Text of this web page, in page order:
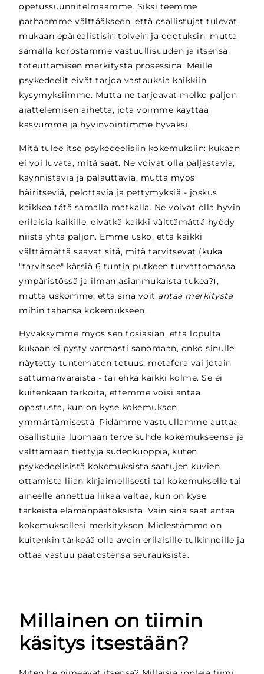
opetussuunnitelmaamme. Siksi teemme
parhaamme välttääkseen, että osallistujat tulevat
mukaan epärealistisin toivein ja odotuksin, mutta
samalla korostamme vastuullisuuden ja itsensä
toteuttamisen merkitystä prosessina. Meille
psykedeelit eivät tarjoa vastauksia kaikkiin
kysymyksiimme. Mutta ne tarjoavat melko paljon
ajattelemisen aihetta, jota voimme käyttää
kasvumme ja hyvinvointimme hyväksi.
Mitä tulee itse psykedeelisiin kokemuksiin: kukaan
ei voi luvata, mitä saat. Ne voivat olla paljastavia,
käynnistäviä ja palauttavia, mutta myös
häiritseviä, pelottavia ja pettymyksiä - joskus
kaikkea tätä samalla matkalla. Ne voivat olla hyvin
erilaisia kaikille, eivätkä kaikki välttämättä hyödy
niistä yhtä paljon. Emme usko, että kaikki
välttämättä saavat sitä, mitä tarvitsevat (kuka
"tarvitsee" kärsiä 6 tuntia putkeen turvattomassa
ympäristössä ja ilman asianmukaista tukea?),
mutta uskomme, että sinä voit antaa merkitystä
mihin tahansa kokemukseen.
Hyväksymme myös sen tosiasian, että lopulta
kukaan ei pysty varmasti sanomaan, onko sinulle
näytetty tuntematon totuus, metafora vai jotain
sattumanvaraista - tai ehkä kaikki kolme. Se ei
kuitenkaan tarkoita, ettemme voisi antaa
opastusta, kun on kyse kokemuksen
ymmärtämisestä. Pidämme vastuullamme auttaa
osallistujia luomaan terve suhde kokemukseensa ja
välttämään tiettyjä sudenkuoppia, kuten
psykedeelisistä kokemuksista saatujen kuvien
ottamista liian kirjaimellisesti tai kokemukselle tai
aineelle annettua liikaa valtaa, kun on kyse
tärkeistä elämänpäätöksistä. Vain sinä saat antaa
kokemuksellesi merkityksen. Mielestämme on
kuitenkin tärkeää olla avoin erilaisille tulkinnoille ja
ottaa vastuu päätöstensä seurauksista.
Millainen on tiimin
käsitys itsestään?